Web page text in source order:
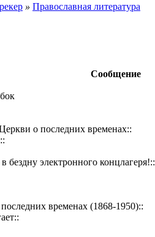
» Православная литература
Сообщение
о последних временах::
бездну электронного концлагеря!::
временах (1868-1950)::